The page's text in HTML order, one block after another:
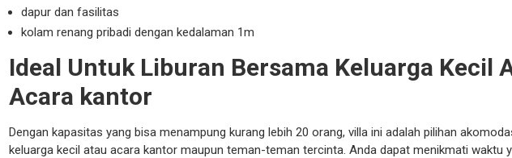
dapur dan fasilitas
kolam renang pribadi dengan kedalaman 1m
Ideal Untuk Liburan Bersama Keluarga Kecil
Acara kantor
Dengan kapasitas yang bisa menampung kurang lebih 20 orang, villa ini adalah pilihan
keluarga kecil atau acara kantor maupun teman-teman tercinta. Anda dapat menikmati waktu